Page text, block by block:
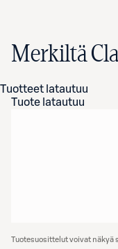
Merkiltä
Tuotteet latautuu
Tuote latautuu
Tuotesuosittelut voivat näkyä